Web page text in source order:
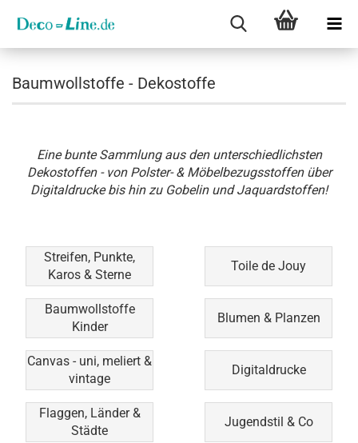
Baumwollstoffe - Dekostoffe
Eine bunte Sammlung aus den unterschiedlichsten
Dekostoffen - von Polster- & Möbelbezugsstoffen über
Digitaldrucke bis hin zu Gobelin und Jaquardstoffen!
Streifen, Punkte,
Karos & Sterne
Toile de Jouy
Baumwollstoffe
Kinder
Blumen & Planzen
Canvas - uni, meliert &
vintage
Digitaldrucke
Flaggen, Länder &
Städte
Jugendstil & Co